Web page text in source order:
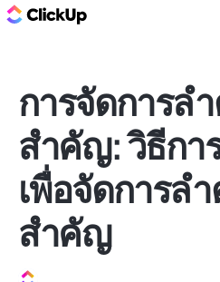
การจัดการล
สำคัญ: วิธีกา
เพื่อจัดการล
สำคัญ